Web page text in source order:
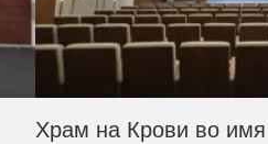
Храм на Крови во